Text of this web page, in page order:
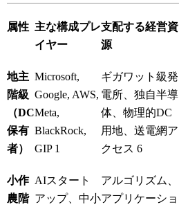
属性 主な構成プレ
イヤー
支配する経営資
源
地主
階級
（DC
保有
者）
Microsoft,
Google, AWS,
Meta,
BlackRock,
GIP 1
ギガワット級発
電所、独自半導
体、物理的DC
用地、送電網ア
クセス 6
小作
農階
AIスタート
アップ、中小
アルゴリズム、
アプリケーショ